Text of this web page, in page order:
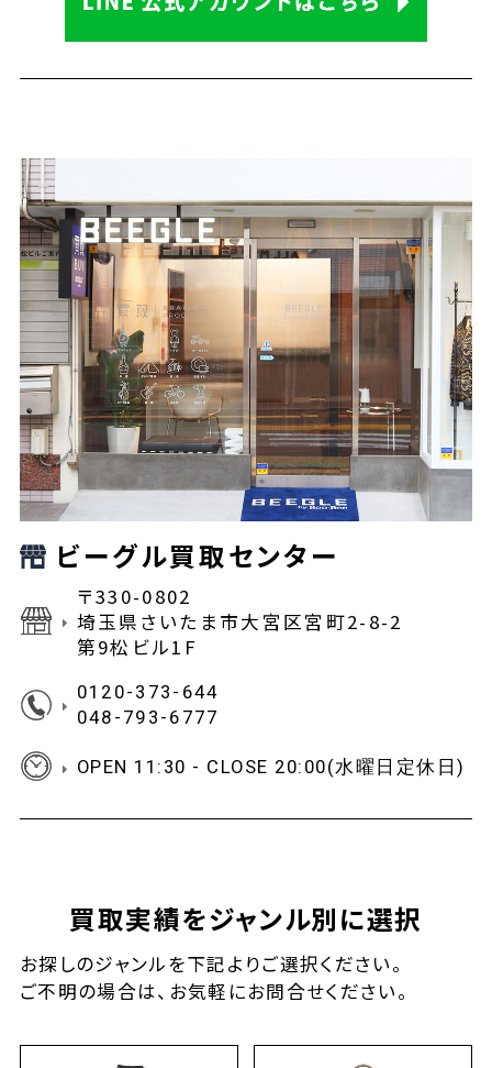
ビーグル買取センター
〒330-0802
埼玉県さいたま市大宮区宮町2-8-2
第9松ビル1F
0120-373-644
048-793-6777
OPEN 11:30 - CLOSE 20:00(水曜日定休日)
買取実績をジャンル別に選択
お探しのジャンルを下記よりご選択ください。
ご不明の場合は、お気軽にお問合せください。